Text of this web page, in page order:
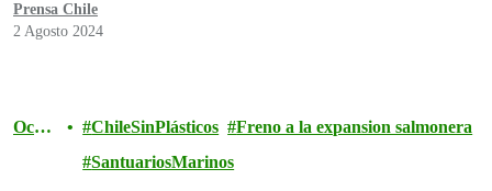
Prensa Chile
2 Agosto 2024
Ocea
ChileSinPlásticos
Freno a la expansion salmonera
SantuariosMarinos